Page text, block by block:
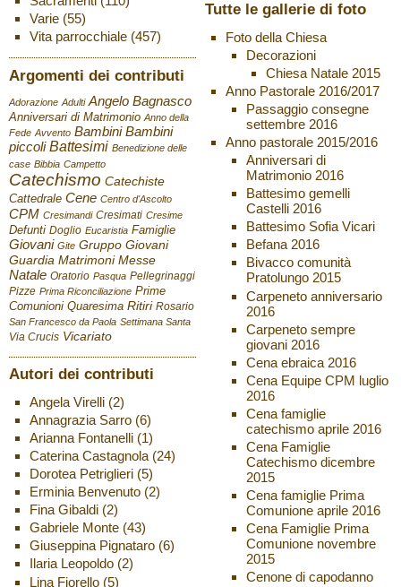
Varie(55)
Vita parrocchiale(457)
Argomenti dei contributi
Adorazione Adulti Angelo Bagnasco
Anniversari di Matrimonio Anno della
Fede Avvento Bambini Bambini
piccoli Battesimi Benedizione delle
case Bibbia Campetto
Catechismo Catechiste
Cattedrale Cene Centro d'Ascolto
CPM Cresimandi Cresimati Cresime
Defunti Doglio Eucaristia Famiglie
Giovani Gite Gruppo Giovani
Guardia Matrimoni Messe
Natale Oratorio Pasqua Pellegrinaggi
Pizze Prima Riconciliazione Prime
Comunioni Quaresima Ritiri Rosario
San Francesco da Paola Settimana Santa
Via Crucis Vicariato
Autori dei contributi
Angela Virelli(2)
Annagrazia Sarro(6)
Arianna Fontanelli(1)
Caterina Castagnola(24)
Dorotea Petriglieri(5)
Erminia Benvenuto(2)
Fina Gibaldi(2)
Gabriele Monte(43)
Giuseppina Pignataro(6)
Ilaria Leopoldo(2)
Lina Fiorello(5)
Tutte le gallerie di foto
Foto della Chiesa
Decorazioni
Chiesa Natale 2015
Anno Pastorale 2016/2017
Passaggio consegne
settembre 2016
Anno pastorale 2015/2016
Anniversari di
Matrimonio 2016
Battesimo gemelli
Castelli 2016
Battesimo Sofia Vicari
Befana 2016
Bivacco comunità
Pratolungo 2015
Carpeneto anniversario
2016
Carpeneto sempre
giovani 2016
Cena ebraica 2016
Cena Equipe CPM luglio
2016
Cena famiglie
catechismo aprile 2016
Cena Famiglie
Catechismo dicembre
2015
Cena famiglie Prima
Comunione aprile 2016
Cena Famiglie Prima
Comunione novembre
2015
Cenone di capodanno